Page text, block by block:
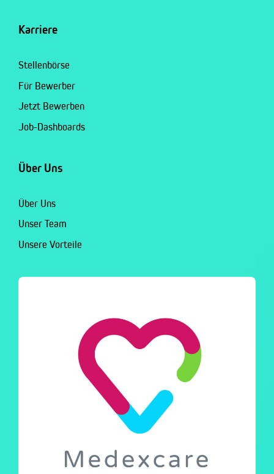
Karriere
Stellenbörse
Für Bewerber
Jetzt Bewerben
Job-Dashboards
Über Uns
Über Uns
Unser Team
Unsere Vorteile